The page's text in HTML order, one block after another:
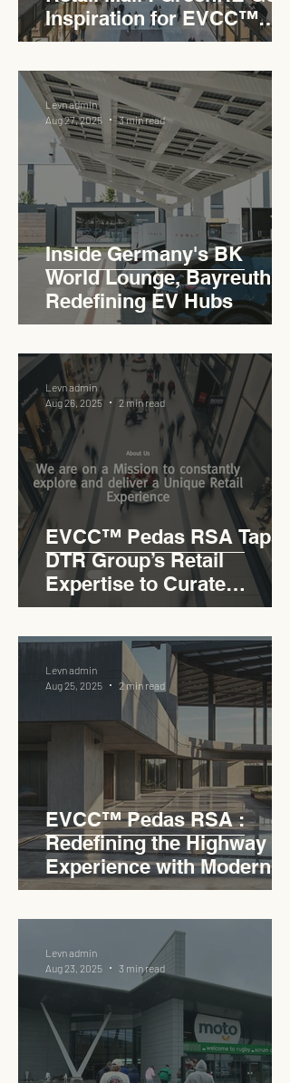
Inspiration for EVCC™
Pedas RSA
Inside Germany's BK
World Lounge, Bayreuth -
Redefining EV Hubs
Levn admin
Aug 27, 2025
3 min read
EVCC™ Pedas RSA Taps
DTR Group’s Retail
Expertise to Curate
Malaysia’s Expressway
Lifestyle Hub
Levn admin
Aug 26, 2025
2 min read
EVCC™ Pedas RSA :
Redefining the Highway
Experience with Modern
Industrial Charm
Levn admin
Aug 25, 2025
2 min read
Levn admin
Aug 23, 2025
3 min read